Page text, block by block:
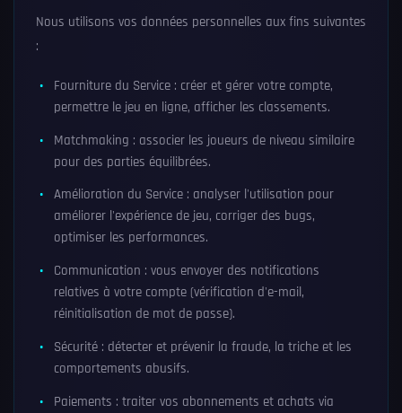
Nous utilisons vos données personnelles aux fins suivantes
:
Fourniture du Service : créer et gérer votre compte,
permettre le jeu en ligne, afficher les classements.
Matchmaking : associer les joueurs de niveau similaire
pour des parties équilibrées.
Amélioration du Service : analyser l'utilisation pour
améliorer l'expérience de jeu, corriger des bugs,
optimiser les performances.
Communication : vous envoyer des notifications
relatives à votre compte (vérification d'e-mail,
réinitialisation de mot de passe).
Sécurité : détecter et prévenir la fraude, la triche et les
comportements abusifs.
Paiements : traiter vos abonnements et achats via